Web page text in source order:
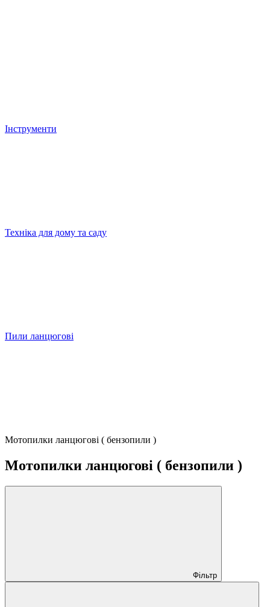
Інструменти
Техніка для дому та саду
Пили ланцюгові
Мотопилки ланцюгові ( бензопили )
Мотопилки ланцюгові ( бензопили )
Фільтр